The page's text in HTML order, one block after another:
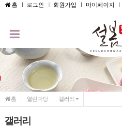
메인콘텐츠
홈 로그인 회원가입 마이페이지
홈 열린마당 갤러리
갤러리